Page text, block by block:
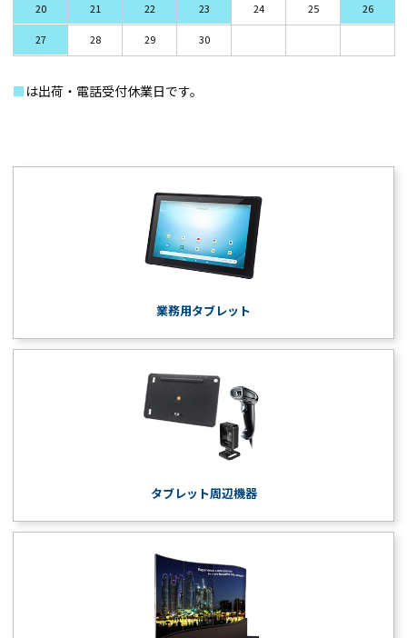
20 21 22 23 24 25 26
27 28 29 30
■ は出荷・電話受付休業日です。
業務用タブレット
タブレット周辺機器